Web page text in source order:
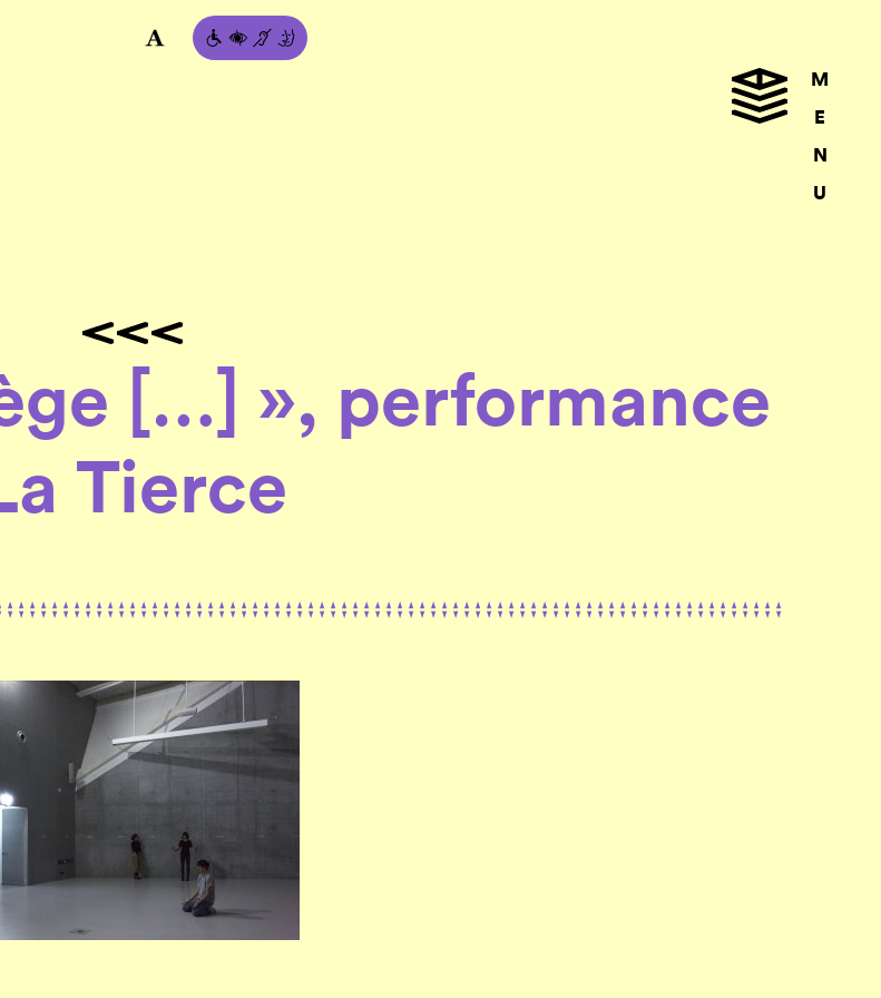
M
E
N
U
[…] », performance
Tierce